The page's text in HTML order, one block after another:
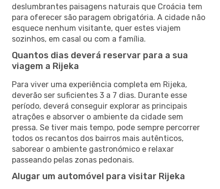
deslumbrantes paisagens naturais que Croácia tem
para oferecer são paragem obrigatória. A cidade não
esquece nenhum visitante, quer estes viajem
sozinhos, em casal ou com a família.
Quantos dias deverá reservar para a sua
viagem a Rijeka
Para viver uma experiência completa em Rijeka,
deverão ser suficientes 3 a 7 dias. Durante esse
período, deverá conseguir explorar as principais
atrações e absorver o ambiente da cidade sem
pressa. Se tiver mais tempo, pode sempre percorrer
todos os recantos dos bairros mais autênticos,
saborear o ambiente gastronómico e relaxar
passeando pelas zonas pedonais.
Alugar um automóvel para visitar Rijeka